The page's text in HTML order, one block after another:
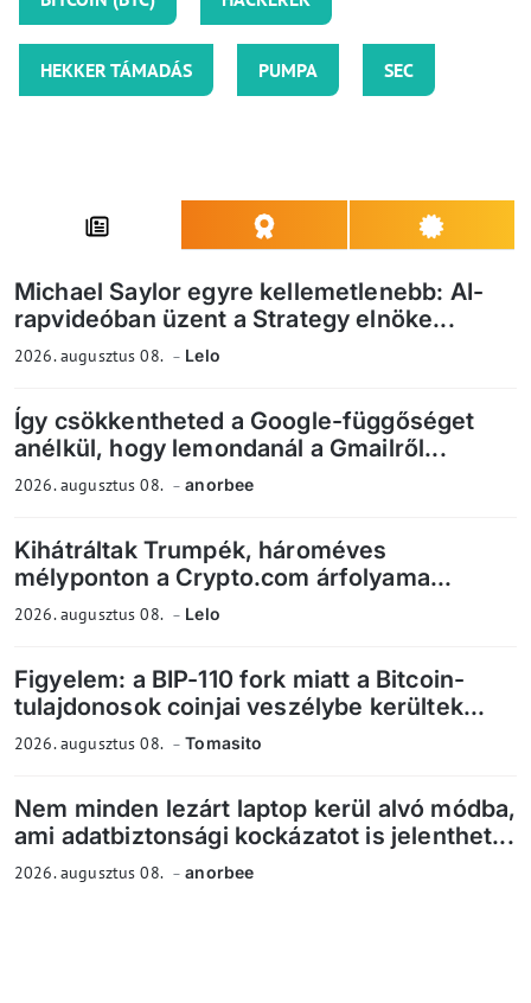
HEKKER TÁMADÁS PUMPA SEC
Michael Saylor egyre kellemetlenebb: AI-
rapvideóban üzent a Strategy elnöke...
2026. augusztus 08. Lelo
Így csökkentheted a Google-függőséget
anélkül, hogy lemondanál a Gmailről...
2026. augusztus 08. anorbee
Kihátráltak Trumpék, hároméves
mélyponton a Crypto.com árfolyama...
2026. augusztus 08. Lelo
Figyelem: a BIP-110 fork miatt a Bitcoin-
tulajdonosok coinjai veszélybe kerültek...
2026. augusztus 08. Tomasito
Nem minden lezárt laptop kerül alvó módba,
ami adatbiztonsági kockázatot is jelenthet...
2026. augusztus 08. anorbee